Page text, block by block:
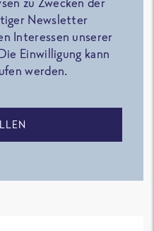
Newsletter
Interessen unserer
Einwilligung kann
werden.